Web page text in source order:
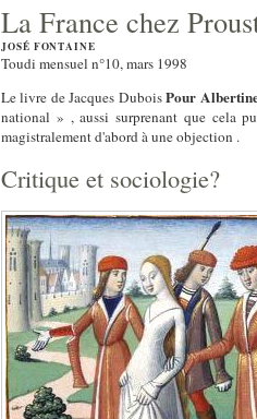
La France chez
JOSÉ FONTAINE
Toudi mensuel n°10, mars 1998
Le livre de Jacques DuboisPour
national » , aussi surprenant que cela
magistralement d'abord à une objection .
Critique et sociologie?